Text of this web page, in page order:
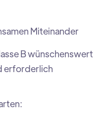
Miteinander
B wünschenswert
erforderlich